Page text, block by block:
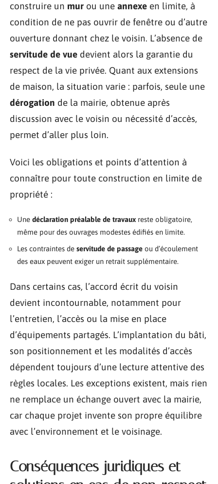
construire un mur ou une annexe en limite, à
condition de ne pas ouvrir de fenêtre ou d’autre
ouverture donnant chez le voisin. L’absence de
servitude de vue devient alors la garantie du
respect de la vie privée. Quant aux extensions
de maison, la situation varie : parfois, seule une
dérogation de la mairie, obtenue après
discussion avec le voisin ou nécessité d’accès,
permet d’aller plus loin.
Voici les obligations et points d’attention à
connaître pour toute construction en limite de
propriété :
Une déclaration préalable de travaux reste obligatoire,
même pour des ouvrages modestes édifiés en limite.
Les contraintes de servitude de passage ou d’écoulement
des eaux peuvent exiger un retrait supplémentaire.
Dans certains cas, l’accord écrit du voisin
devient incontournable, notamment pour
l’entretien, l’accès ou la mise en place
d’équipements partagés. L’implantation du bâti,
son positionnement et les modalités d’accès
dépendent toujours d’une lecture attentive des
règles locales. Les exceptions existent, mais rien
ne remplace un échange ouvert avec la mairie,
car chaque projet invente son propre équilibre
avec l’environnement et le voisinage.
Conséquences juridiques et